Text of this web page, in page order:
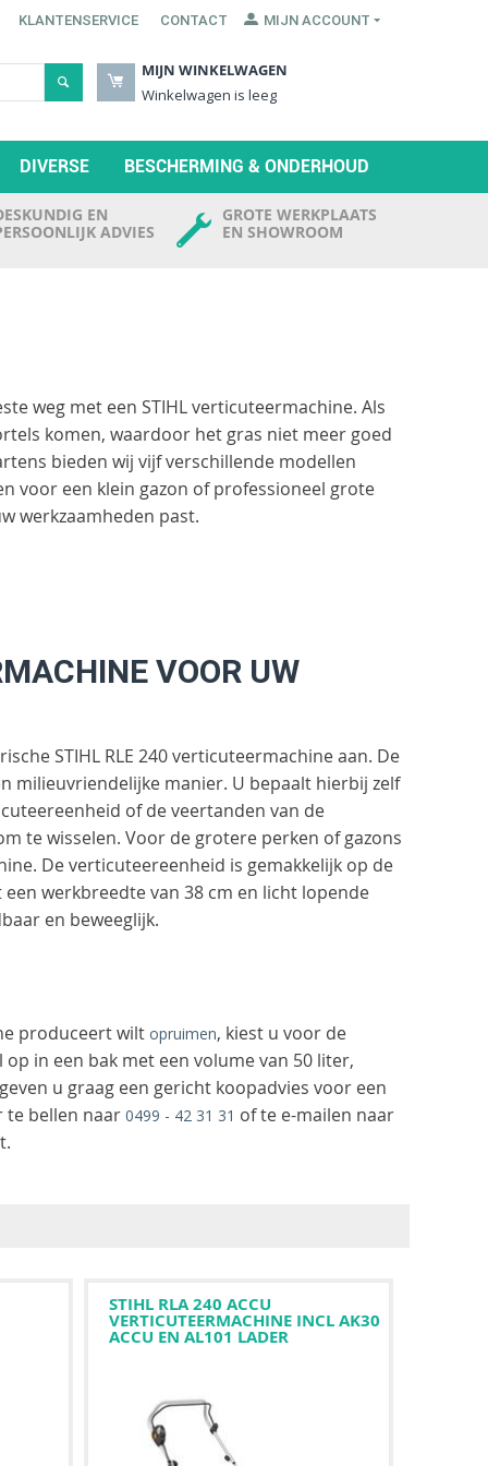
KLANTENSERVICE CONTACT MIJN ACCOUNT
MIJN WINKELWAGEN
Winkelwagen is leeg
DIVERSE BESCHERMING & ONDERHOUD
EN
ADVIES
GROTE WERKPLAATS
EN SHOWROOM
weg met een STIHL verticuteermachine. Als
komen, waardoor het gras niet meer goed
bieden wij vijf verschillende modellen
voor een klein gazon of professioneel grote
werkzaamheden past.
VOOR UW
STIHL RLE 240 verticuteermachine aan. De
milieuvriendelijke manier. U bepaalt hierbij zelf
of de veertanden van de
te wisselen. Voor de grotere perken of gazons
De verticuteereenheid is gemakkelijk op de
werkbreedte van 38 cm en licht lopende
en beweeglijk.
produceert wiltopruimen, kiest u voor de
in een bak met een volume van 50 liter,
u graag een gericht koopadvies voor een
bellen naar0499 - 42 31 31 of te e-mailen naar
STIHL RLA 240 ACCU
VERTICUTEERMACHINE INCL AK30
ACCU EN AL101 LADER